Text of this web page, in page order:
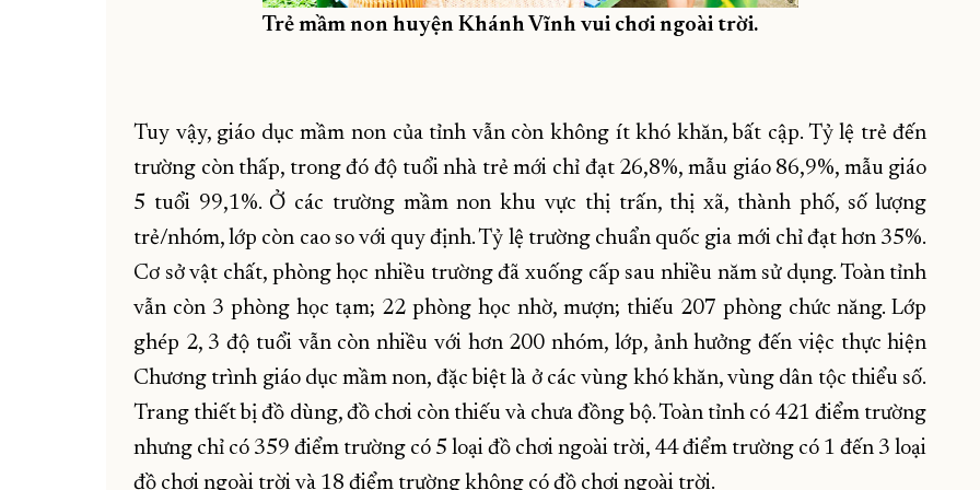
Trẻ mầm non huyện Khánh Vĩnh vui chơi ngoài trời.
Tuy vậy, giáo dục mầm non của tỉnh vẫn còn không ít khó khăn, bất cập. Tỷ lệ trẻ đến
trường còn thấp, trong đó độ tuổi nhà trẻ mới chỉ đạt 26,8%, mẫu giáo 86,9%, mẫu giáo
5 tuổi 99,1%. Ở các trường mầm non khu vực thị trấn, thị xã, thành phố, số lượng
trẻ/nhóm, lớp còn cao so với quy định. Tỷ lệ trường chuẩn quốc gia mới chỉ đạt hơn 35%.
Cơ sở vật chất, phòng học nhiều trường đã xuống cấp sau nhiều năm sử dụng. Toàn tỉnh
vẫn còn 3 phòng học tạm; 22 phòng học nhờ, mượn; thiếu 207 phòng chức năng. Lớp
ghép 2, 3 độ tuổi vẫn còn nhiều với hơn 200 nhóm, lớp, ảnh hưởng đến việc thực hiện
Chương trình giáo dục mầm non, đặc biệt là ở các vùng khó khăn, vùng dân tộc thiểu số.
Trang thiết bị đồ dùng, đồ chơi còn thiếu và chưa đồng bộ. Toàn tỉnh có 421 điểm trường
nhưng chỉ có 359 điểm trường có 5 loại đồ chơi ngoài trời, 44 điểm trường có 1 đến 3 loại
đồ chơi ngoài trời và 18 điểm trường không có đồ chơi ngoài trời.